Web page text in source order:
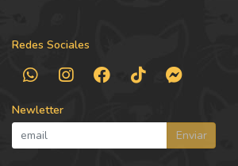
Redes Sociales
Newletter
Enviar